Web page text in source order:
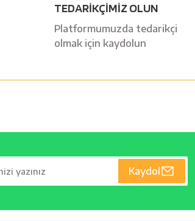
TEDARİKÇİMİZ OLUN
Platformumuzda tedarikçi
olmak için kaydolun
Kaydol